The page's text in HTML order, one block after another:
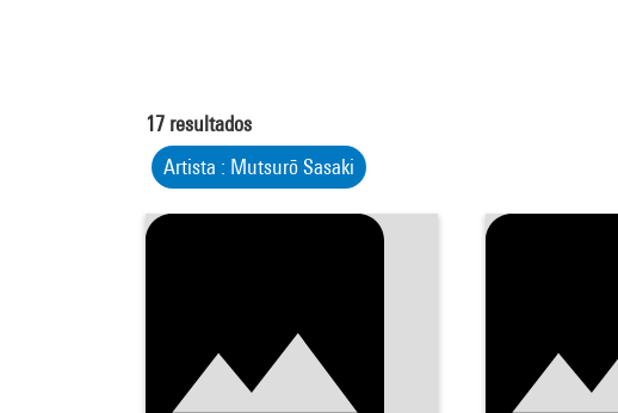
17 resultados
Artista : Mutsurō Sasaki